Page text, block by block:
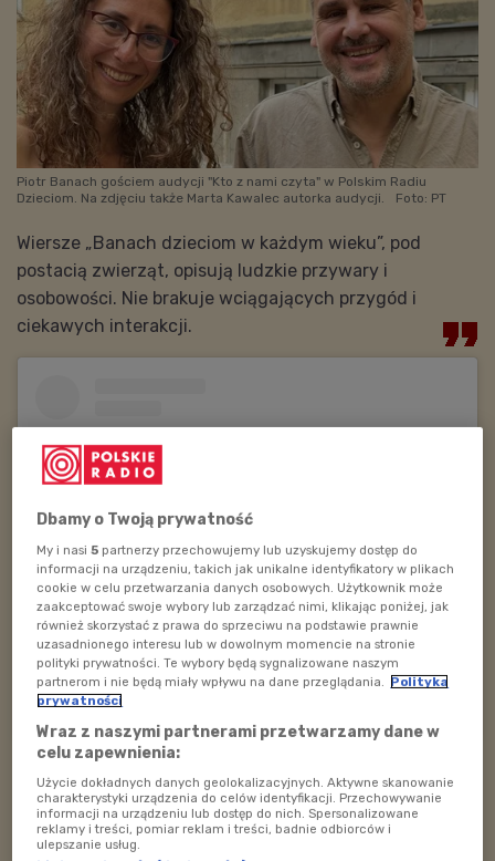
Piotr Banach gościem audycji "Kto z nami czyta" w Polskim Radiu
Dzieciom. Na zdjęciu także Marta Kawalec autorka audycji.
Foto: PT
Wiersze „Banach dzieciom w każdym wieku”, pod
postacią zwierząt, opisują ludzkie przywary i
osobowości. Nie brakuje wciągających przygód i
ciekawych interakcji.
Wyświetl ten post na Instagramie
Więcej w rozmowie Marty Kawalec z Piotrem Banachem
- autorem, kompozytorem i producentem muzycznym,
w audycji „Kto z nami czyta” w Polskim Radiu Dzieciom.
Dbamy o Twoją prywatność
My i nasi5 partnerzy przechowujemy lub uzyskujemy dostęp do
informacji na urządzeniu, takich jak unikalne identyfikatory w plikach
cookie w celu przetwarzania danych osobowych. Użytkownik może
zaakceptować swoje wybory lub zarządzać nimi, klikając poniżej, jak
również skorzystać z prawa do sprzeciwu na podstawie prawnie
uzasadnionego interesu lub w dowolnym momencie na stronie
polityki prywatności. Te wybory będą sygnalizowane naszym
partnerom i nie będą miały wpływu na dane przeglądania. Polityka
prywatności
Wraz z naszymi partnerami przetwarzamy dane w
celu zapewnienia:
Użycie dokładnych danych geolokalizacyjnych. Aktywne skanowanie
charakterystyki urządzenia do celów identyfikacji. Przechowywanie
informacji na urządzeniu lub dostęp do nich. Spersonalizowane
reklamy i treści, pomiar reklam i treści, badnie odbiorców i
ulepszanie usług.